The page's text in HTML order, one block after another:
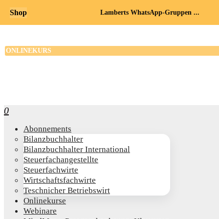
0
Abon­ne­ments
Bilanz­buch­hal­ter
Bilanz­buch­hal­ter International
Steu­er­fach­an­ge­stell­te
Steu­er­fach­wir­te
Wirt­schafts­fach­wir­te
Teschni­cher Betriebswirt
Online­kur­se
Web­i­na­re
Shop Lamberts WhatsApp-Gruppen ...